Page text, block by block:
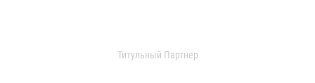
Титульный Партнер